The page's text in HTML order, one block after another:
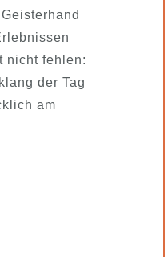
nicht fehlen:
der Tag
am